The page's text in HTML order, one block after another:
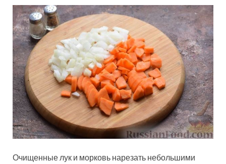
Очищенные лук и морковь нарезать небольшими